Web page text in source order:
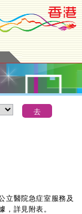
醫院急症室服務及
，詳見附表。